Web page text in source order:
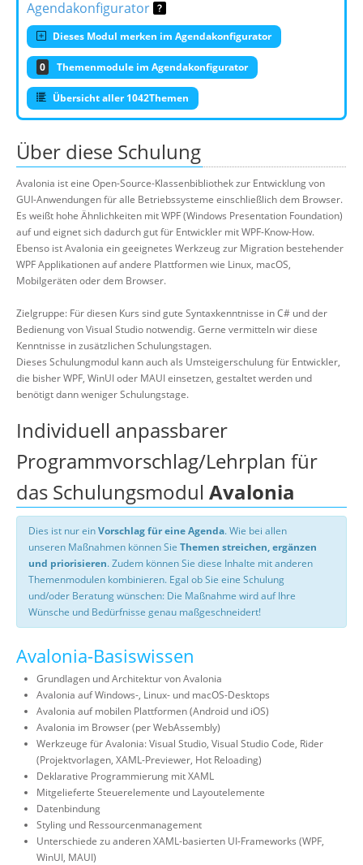
Agendakonfigurator
Dieses Modul merken im Agendakonfigurator
0 Themenmodule im Agendakonfigurator
Übersicht aller 1042Themen
Über diese Schulung
Avalonia ist eine Open-Source-Klassenbibliothek zur Entwicklung von
GUI-Anwendungen für alle Betriebssysteme einschließlich dem Browser.
Es weißt hohe Ähnlichkeiten mit WPF (Windows Presentation Foundation)
auf und eignet sich dadurch gut für Entwickler mit WPF-Know-How.
Ebenso ist Avalonia ein geeignetes Werkzeug zur Migration bestehender
WPF Applikationen auf andere Plattformen wie Linux, macOS,
Mobilgeräten oder dem Browser.
Zielgruppe: Für diesen Kurs sind gute Syntaxkenntnisse in C# und der
Bedienung von Visual Studio notwendig. Gerne vermitteln wir diese
Kenntnisse in zusätzlichen Schulungstagen.
Dieses Schulungmodul kann auch als Umsteigerschulung für Entwickler,
die bisher WPF, WinUI oder MAUI einsetzen, gestaltet werden und
benötigt dann weniger Schulungstage.
Individuell anpassbarer
Programmvorschlag/Lehrplan für
das Schulungsmodul Avalonia
Dies ist nur einVorschlag für eine Agenda. Wie bei allen
unseren Maßnahmen können Sie Themen streichen, ergänzen
und priorisieren. Zudem können Sie diese Inhalte mit anderen
Themenmodulen kombinieren. Egal ob Sie eine Schulung
und/oder Beratung wünschen: Die Maßnahme wird auf Ihre
Wünsche und Bedürfnisse genau maßgeschneidert!
Avalonia-Basiswissen
Grundlagen und Architektur von Avalonia
Avalonia auf Windows-, Linux- und macOS-Desktops
Avalonia auf mobilen Plattformen (Android und iOS)
Avalonia im Browser (per WebAssembly)
Werkzeuge für Avalonia: Visual Studio, Visual Studio Code, Rider
(Projektvorlagen, XAML-Previewer, Hot Reloading)
Deklarative Programmierung mit XAML
Mitgelieferte Steuerelemente und Layoutelemente
Datenbindung
Styling und Ressourcenmanagement
Unterschiede zu anderen XAML-basierten UI-Frameworks (WPF,
WinUI, MAUI)